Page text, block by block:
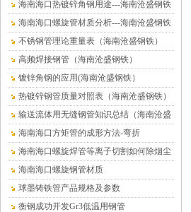
海南海口热镀锌角钢用途---海南沧盛钢铁
海南海口螺旋管材质分析---海南沧盛钢铁
不锈钢管理论重量表（海南沧盛钢铁）
高频焊接钢管（海南沧盛钢铁）
镀锌角钢的应用(海南沧盛钢铁）
热镀锌钢管质量对照表（海南沧盛钢铁）
输送流体用无缝钢管知识总结（海南沧盛
钢铁）
海南海口方矩管的成形方法-弯折
海南海口螺旋焊管等离子切割如何除烟尘
海南海口螺旋钢管材质
球墨铸铁管产品规格及参数
衡钢成功开发Gr3低温用钢管